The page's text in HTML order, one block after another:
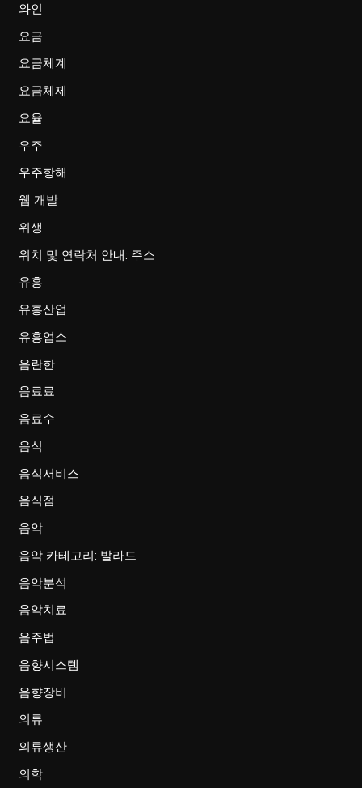
와인
요금
요금체계
요금체제
요율
우주
우주항해
웹 개발
위생
위치 및 연락처 안내: 주소
유흥
유흥산업
유흥업소
음란한
음료료
음료수
음식
음식서비스
음식점
음악
음악 카테고리: 발라드
음악분석
음악치료
음주법
음향시스템
음향장비
의류
의류생산
의학